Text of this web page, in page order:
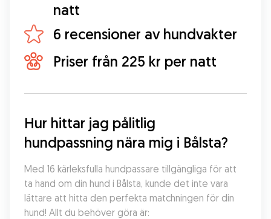
natt
6 recensioner av hundvakter
Priser från 225 kr per natt
Hur hittar jag pålitlig
hundpassning nära mig i Bålsta?
Med 16 kärleksfulla hundpassare tillgängliga för att
ta hand om din hund i Bålsta, kunde det inte vara
lättare att hitta den perfekta matchningen för din
hund! Allt du behöver göra är: